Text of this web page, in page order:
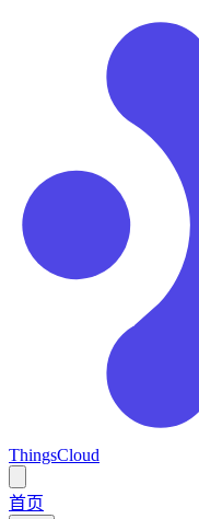
ThingsCloud
main
menu
首页